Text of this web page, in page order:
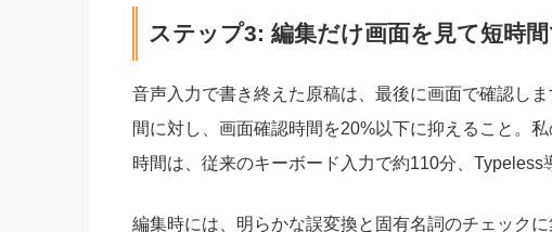
ステップ3: 編集だけ画面を見て短時
音声入力で書き終えた原稿は、最後に画面で確認し
間に対し、画面確認時間を20%以下に抑えること。
時間は、従来のキーボード入力で約110分、Typeless
編集時には、明らかな誤変換と固有名詞のチェック